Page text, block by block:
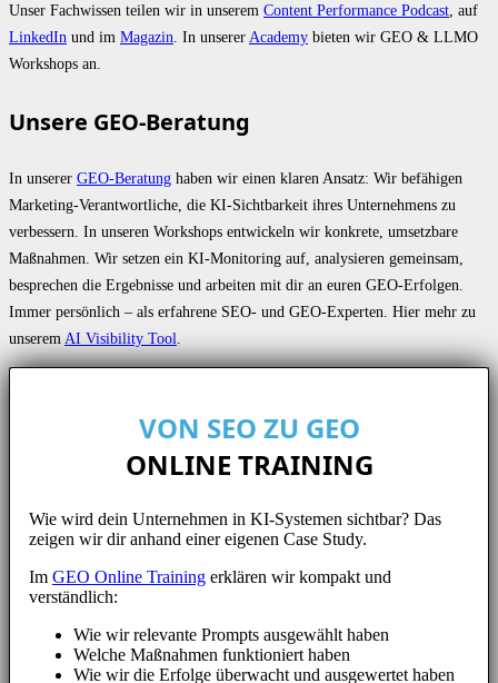
Unser Fachwissen teilen wir in unserem Content Performance Podcast , auf
LinkedIn und im Magazin . In unserer Academy bieten wir GEO & LLMO
Workshops an.
Unsere GEO-Beratung
In unserer GEO-Beratung haben wir einen klaren Ansatz: Wir befähigen
Marketing-Verantwortliche, die KI-Sichtbarkeit ihres Unternehmens zu
verbessern. In unseren Workshops entwickeln wir konkrete, umsetzbare
Maßnahmen. Wir setzen ein KI-Monitoring auf, analysieren gemeinsam,
besprechen die Ergebnisse und arbeiten mit dir an euren GEO-Erfolgen.
Immer persönlich – als erfahrene SEO- und GEO-Experten. Hier mehr zu
unserem AI Visibility Tool
VON SEO ZU GEO
ONLINE TRAINING
Wie wird dein Unternehmen in KI-Systemen sichtbar? Das
zeigen wir dir anhand einer eigenen Case Study.
Im GEO Online Training erklären wir kompakt und
verständlich:
Wie wir relevante Prompts ausgewählt haben
Welche Maßnahmen funktioniert haben
Wie wir die Erfolge überwacht und ausgewertet haben